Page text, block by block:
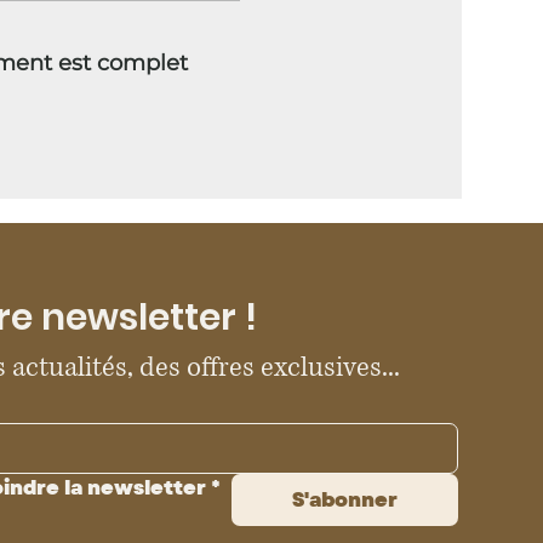
est complet
newsletter !
des offres exclusives...
la newsletter * S'abonner